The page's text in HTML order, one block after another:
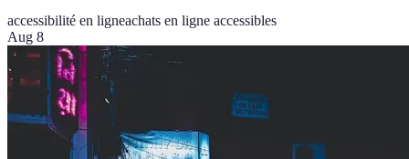
accessibilité en ligneachats en ligne accessibles
Aug 8